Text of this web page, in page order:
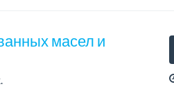
масел и